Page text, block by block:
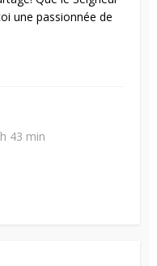
une passionnée de
43 min